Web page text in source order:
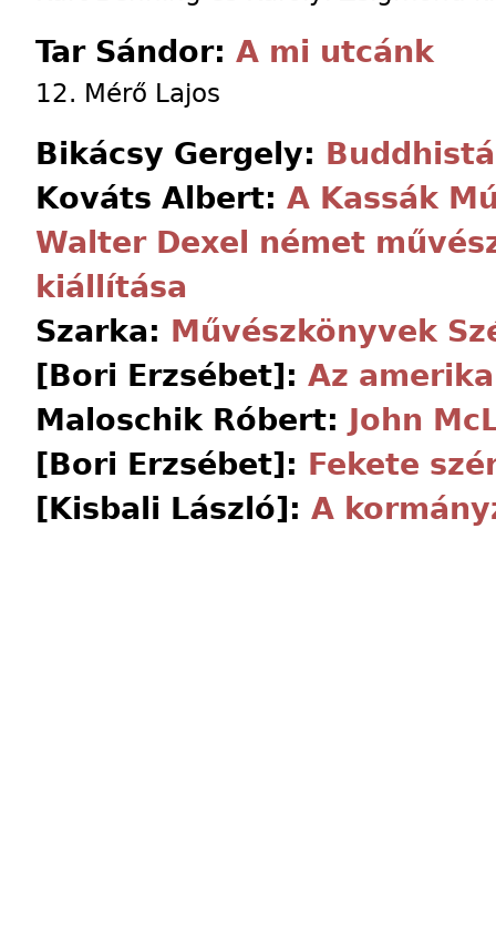
Tar Sándor: A mi utcánk
12. Mérő Lajos
Bikácsy Gergely:
Kováts Albert: A Kassák
Walter Dexel német
kiállítása
Szarka: Művészkönyvek
[Bori Erzsébet]: Az
Maloschik Róbert: John
[Bori Erzsébet]: Fekete
[Kisbali László]: A